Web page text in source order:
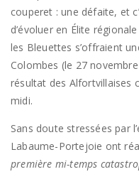
couperet : une défaite, et
d’évoluer en Élite
les Bleuettes s’offraient
Colombes (le 27
résultat des Alfortvillaises
midi.
Sans doute stressées par
Labaume-Portejoie ont
première mi-temps